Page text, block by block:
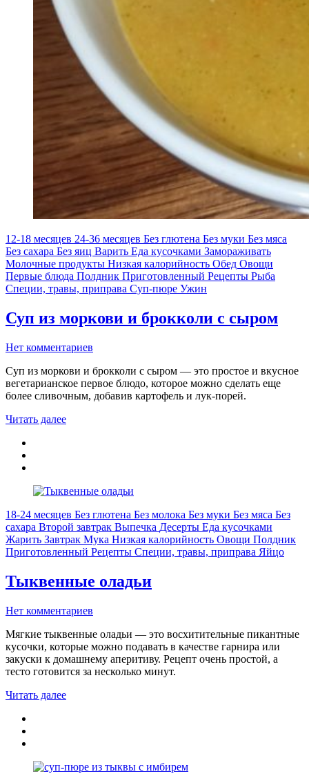
12-18 месяцев 24-36 месяцев Без глютена Без муки Без мяса
Без сахара Без яиц Варить Еда кусочками Замораживать
Молочные продукты Низкая калорийность Обед Овощи
Первые блюда Полдник Приготовленный Рецепты Рыба
Специи, травы, приправа Суп-пюре Ужин
Суп из моркови и брокколи с сыром
Нет комментариев
Суп из моркови и брокколи с сыром — это простое и вкусное
вегетарианское первое блюдо, которое можно сделать еще
более сливочным, добавив картофель и лук-порей.
Читать далее
18-24 месяцев Без глютена Без молока Без муки Без мяса Без
сахара Второй завтрак Выпечка Десерты Еда кусочками
Жарить Завтрак Мука Низкая калорийность Овощи Полдник
Приготовленный Рецепты Специи, травы, приправа Яйцо
Тыквенные оладьи
Нет комментариев
Мягкие тыквенные оладьи — это восхитительные пикантные
кусочки, которые можно подавать в качестве гарнира или
закуски к домашнему аперитиву. Рецепт очень простой, а
тесто готовится за несколько минут.
Читать далее